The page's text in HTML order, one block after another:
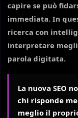
capire se può
immediata. In
ricerca con
interpretare
parola digitata.
La nuova SEO
chi risponde
meglio il